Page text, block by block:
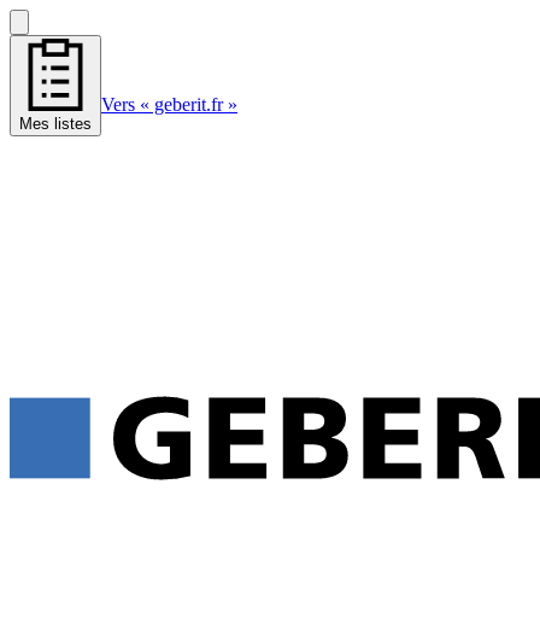
Mes listes
Vers « geberit.fr »